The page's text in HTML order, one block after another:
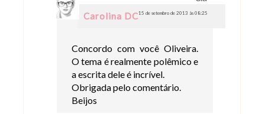
Carolina DC15 de setembro de 2013 às 08:25
Concordo com você Oliveira.
O tema é realmente polêmico e
a escrita dele é incrível.
Obrigada pelo comentário.
Beijos